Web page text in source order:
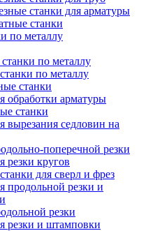
станки для арматуры
станки
по металлу
по металлу
по металлу
станки
обработки арматуры
станки
вырезания седловин на
поперечной резки
резки кругов
для сверл и фрез
продольной резки и
резки
резки и штамповки